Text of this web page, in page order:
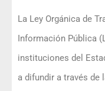
La Ley Orgánica de
Información Pública
instituciones del
a difundir a través de